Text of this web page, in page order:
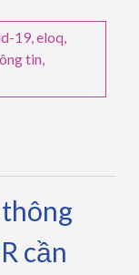
19,eloq,
tin,
cần